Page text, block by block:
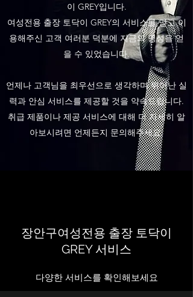
이 GREY입니다.
여성전용 출장 토닥이 GREY의 서비스를 믿고 이
용해주신 고객 여러분 덕분에 지금의 명성을 얻
을 수 있었습니다.
언제나 고객님을 최우선으로 생각하며 뛰어난 실
력과 안심 서비스를 제공할 것을 약속드립니다.
취급 제품이나 제공 서비스에 대해 더 자세히 알
아보시려면 언제든지 문의해주세요.
장안구여성전용 출장 토닥이
GREY 서비스
다양한 서비스를 확인해보세요